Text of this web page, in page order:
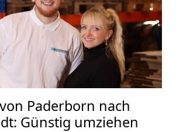
Paderborn nach
Günstig umziehen